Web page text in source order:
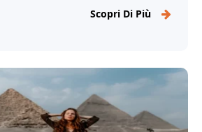
Scopri Di Più